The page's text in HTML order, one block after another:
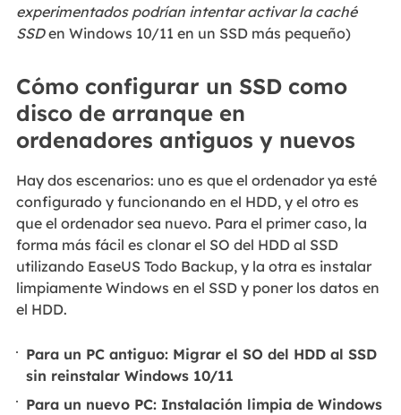
experimentados podrían intentar activar la caché
SSDen Windows 10/11 en un SSD más pequeño)
Cómo configurar un SSD como
disco de arranque en
ordenadores antiguos y nuevos
Hay dos escenarios: uno es que el ordenador ya esté
configurado y funcionando en el HDD, y el otro es
que el ordenador sea nuevo. Para el primer caso, la
forma más fácil es clonar el SO del HDD al SSD
utilizando EaseUS Todo Backup, y la otra es instalar
limpiamente Windows en el SSD y poner los datos en
el HDD.
Para un PC antiguo: Migrar el SO del HDD al SSD
sin reinstalar Windows 10/11
Para un nuevo PC: Instalación limpia de Windows